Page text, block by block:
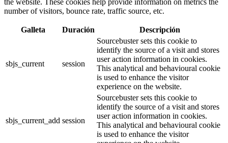
the website. These cookies help provide information on metrics the
number of visitors, bounce rate, traffic source, etc.
Galleta Duración Descripción
sbjs_current session
Sourcebuster sets this cookie to
identify the source of a visit and stores
user action information in cookies.
This analytical and behavioural cookie
is used to enhance the visitor
experience on the website.
sbjs_current_add session
Sourcebuster sets this cookie to
identify the source of a visit and stores
user action information in cookies.
This analytical and behavioural cookie
is used to enhance the visitor